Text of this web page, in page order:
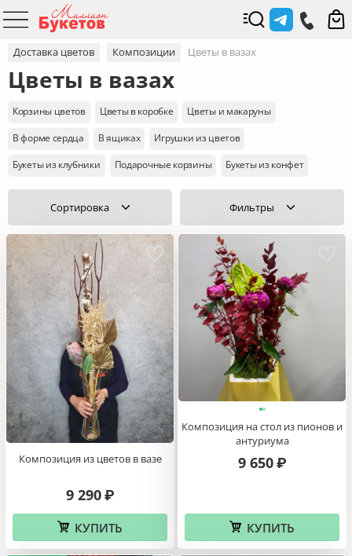
Доставка цветов Композиции Цветы в вазах
Цветы в вазах
Корзины цветов Цветы в коробке
Цветы и макаруны
В форме сердца
В ящиках
Игрушки из цветов
Букеты из клубники
Подарочные корзины Букеты из конфет
Сортировка Фильтры
Композиция из цветов в вазе
9 290 ₽
КУПИТЬ
Композиция на стол из пионов и
антуриума
9 650 ₽
КУПИТЬ